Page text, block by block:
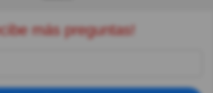
más preguntas!